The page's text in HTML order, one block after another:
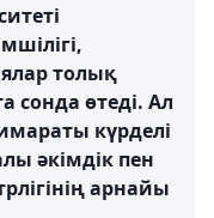
толық
сонда өтеді. Ал
күрделі
әкімдік пен
арнайы